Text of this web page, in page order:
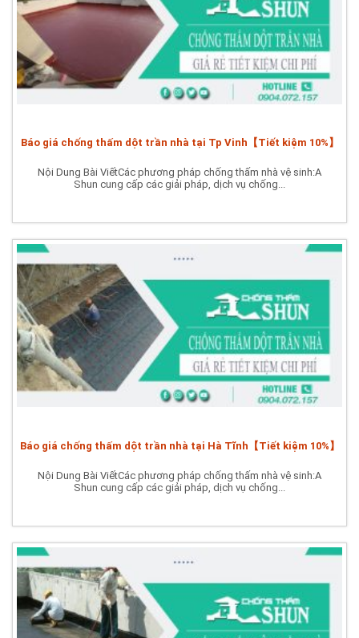
Báo giá chống thấm dột trần nhà tại Tp Vinh【Tiết kiệm 10%】
Nội Dung Bài ViếtCác phương pháp chống thấm nhà vệ sinh:A
Shun cung cấp các giải pháp, dịch vụ chống...
Báo giá chống thấm dột trần nhà tại Hà Tĩnh【Tiết kiệm 10%】
Nội Dung Bài ViếtCác phương pháp chống thấm nhà vệ sinh:A
Shun cung cấp các giải pháp, dịch vụ chống...